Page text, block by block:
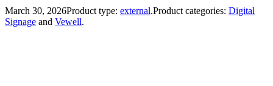
March 30, 2026Product type: external.Product categories: Digital
Signage and Vewell.